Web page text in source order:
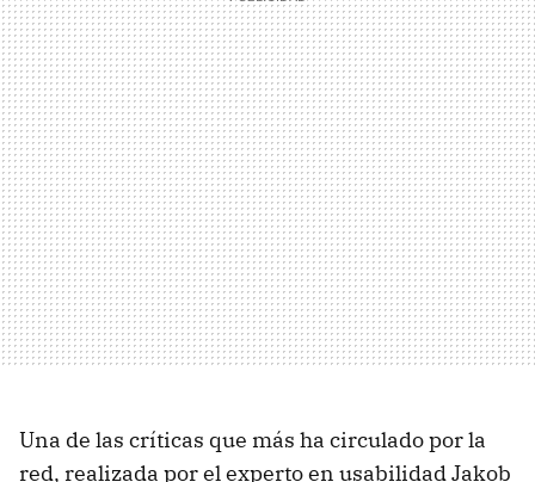
Una de las críticas que más ha circulado por la
red, realizada por el experto en usabilidad Jakob